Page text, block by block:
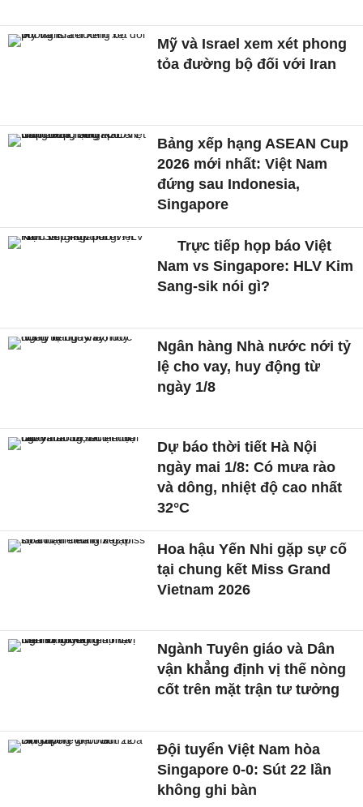
Mỹ và Israel xem xét phong
tỏa đường bộ đối với Iran
Bảng xếp hạng ASEAN Cup
2026 mới nhất: Việt Nam
đứng sau Indonesia,
Singapore
Trực tiếp họp báo Việt
Nam vs Singapore: HLV Kim
Sang-sik nói gì?
Ngân hàng Nhà nước nới tỷ
lệ cho vay, huy động từ
ngày 1/8
Dự báo thời tiết Hà Nội
ngày mai 1/8: Có mưa rào
và dông, nhiệt độ cao nhất
32°C
Hoa hậu Yến Nhi gặp sự cố
tại chung kết Miss Grand
Vietnam 2026
Ngành Tuyên giáo và Dân
vận khẳng định vị thế nòng
cốt trên mặt trận tư tưởng
Đội tuyển Việt Nam hòa
Singapore 0-0: Sút 22 lần
không ghi bàn